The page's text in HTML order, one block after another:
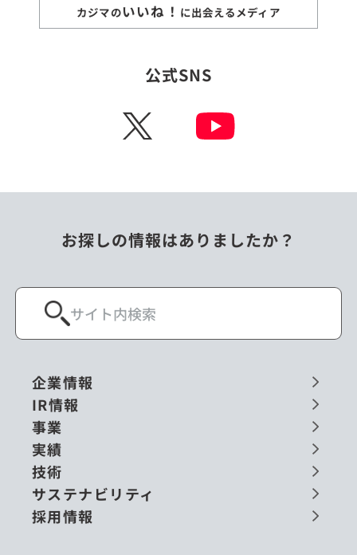
カジマのいいね！ に出会えるメディア
公式SNS
X
お探しの情報はありましたか？
企業情報
IR情報
事業
実績
技術
サステナビリティ
採用情報